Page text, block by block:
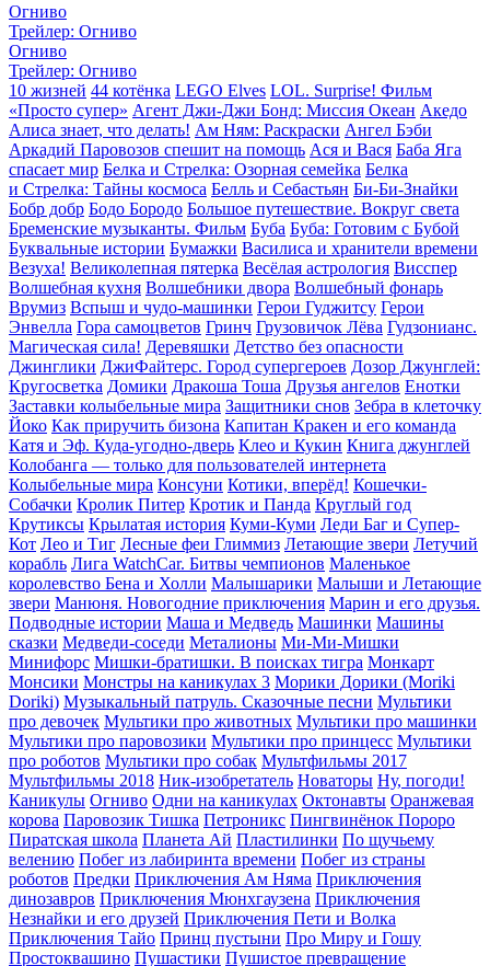
Огниво
Трейлер: Огниво
Огниво
Трейлер: Огниво
10 жизней 44 котёнка LEGO Elves LOL. Surprise! Фильм
«Просто супер» Агент Джи-Джи Бонд: Миссия Океан Акедо
Алиса знает, что делать! Ам Ням: Раскраски Ангел Бэби
Аркадий Паровозов спешит на помощь Ася и Вася Баба Яга
спасает мир Белка и Стрелка: Озорная семейка Белка
и Стрелка: Тайны космоса Белль и Себастьян Би-Би-Знайки
Бобр добр Бодо Бородо Большое путешествие. Вокруг света
Бременские музыканты. Фильм Буба Буба: Готовим с Бубой
Буквальные истории Бумажки Василиса и хранители времени
Везуха! Великолепная пятерка Весёлая астрология Висспер
Волшебная кухня Волшебники двора Волшебный фонарь
Врумиз Вспыш и чудо-машинки Герои Гуджитсу Герои
Энвелла Гора cамоцветов Гринч Грузовичок Лёва Гудзонианс.
Магическая сила! Деревяшки Детство без опасности
Джинглики ДжиФайтерс. Город супергероев Дозор Джунглей:
Кругосветка Домики Дракоша Тоша Друзья ангелов Енотки
Заставки колыбельные мира Защитники снов Зебра в клеточку
Йоко Как приручить бизона Капитан Кракен и его команда
Катя и Эф. Куда-угодно-дверь Клео и Кукин Книга джунглей
Колобанга — только для пользователей интернета
Колыбельные мира Консуни Котики, вперёд! Кошечки-
Собачки Кролик Питер Кротик и Панда Круглый год
Крутиксы Крылатая история Куми-Куми Леди Баг и Супер-
Кот Лео и Тиг Лесные феи Глиммиз Летающие звери Летучий
корабль Лига WatchCar. Битвы чемпионов Маленькое
королевство Бена и Холли Малышарики Малыши и Летающие
звери Манюня. Новогодние приключения Марин и его друзья.
Подводные истории Маша и Медведь Машинки Машины
сказки Медведи-соседи Металионы Ми-Ми-Мишки
Минифорс Мишки-братишки. В поисках тигра Монкарт
Монсики Монстры на каникулах 3 Морики Дорики (Moriki
Doriki) Музыкальный патруль. Сказочные песни Мультики
про девочек Мультики про животных Мультики про машинки
Мультики про паровозики Мультики про принцесс Мультики
про роботов Мультики про собак Мультфильмы 2017
Мультфильмы 2018 Ник-изобретатель Новаторы Ну, погоди!
Каникулы Огниво Одни на каникулах Октонавты Оранжевая
корова Паровозик Тишка Петроникс Пингвинёнок Пороро
Пиратская школа Планета Aй Пластилинки По щучьему
велению Побег из лабиринта времени Побег из страны
роботов Предки Приключения Ам Няма Приключения
динозавров Приключения Мюнхгаузена Приключения
Незнайки и его друзей Приключения Пети и Волка
Приключения Тайо Принц пустыни Про Миру и Гошу
Простоквашино Пушастики Пушистое превращение